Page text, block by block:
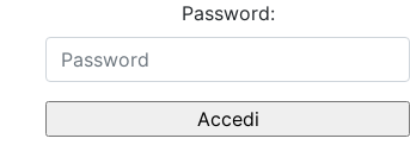
Password: